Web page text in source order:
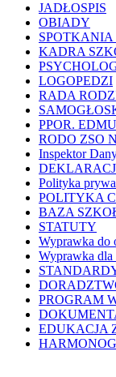
JADŁOSPIS
OBIADY
KADRA
LOGOPEDZI
RADA
PPOR.
RODO ZSO
Inspektor
Polityka
POLITYKA
BAZA
STATUTY
Wyprawka do
Wyprawka
PROGRAM
EDUKACJA